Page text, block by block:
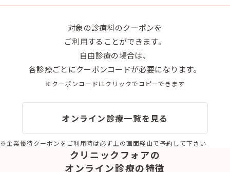
対象の診療科のクーポンを
ご利用することができます。
自由診療の場合は、
各診療ごとにクーポンコードが必要になります。
※クーポンコードはクリックでコピーできます
オンライン診療一覧を見る
※企業優待クーポンをご利用時は必ず上の画面経由で予約して下さい
クリニックフォアの
オンライン診療の特徴